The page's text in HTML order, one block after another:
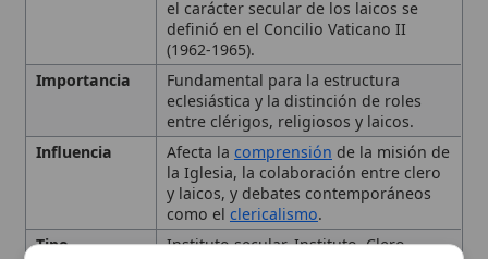
Afecta lacomprensión de la misión de
la Iglesia, la colaboración entre clero
y laicos, y debates contemporáneos
como elclericalismo.
Tipo
Instituto secular, Instituto, Clero
secular; Carácter secular de los laicos,
XVI; XX
El Clero Secular
El Carácter Secular de los
🙏 Bienvenido a Wikitólica
Esta enciclopedia es un recurso privado de referencia sin
. No sustituye al Catecismo, a la Sagrada
Escritura ni a los documentos oficiales de la Iglesia y está
destinada únicamente a la estudio personal. El borrador de
los artículos se compone conMagisterium. Queda